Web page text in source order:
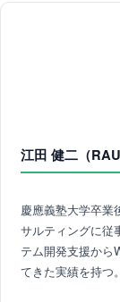
江田 健二（
慶應義塾大学卒業
サルティングに従
テム開発支援から
てきた実績を持つ。